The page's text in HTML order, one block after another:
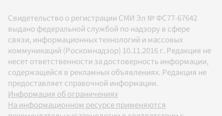
Свидетельство о регистрации СМИ Эл № ФС77-67642
выдано федеральной службой по надзору в сфере
связи, информационных технологий и массовых
коммуникаций (Роскомнадзор) 10.11.2016 г. Редакция не
несет ответственности за достоверность информации,
содержащейся в рекламных объявлениях. Редакция не
предоставляет справочной информации.
Информация об ограничениях
На информационном ресурсе применяются